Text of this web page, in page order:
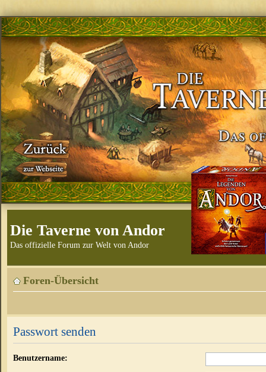
Die Taverne von Andor
Das offizielle Forum zur Welt von Andor
Foren-Übersicht
Passwort senden
Benutzername: